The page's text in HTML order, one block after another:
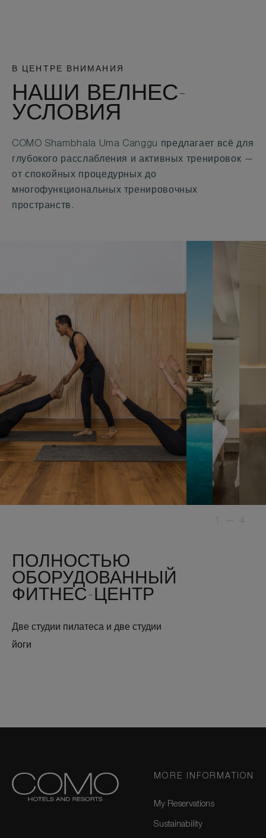
В ЦЕНТРЕ ВНИМАНИЯ
НАШИ ВЕЛНЕС-
УСЛОВИЯ
COMO Shambhala Uma Canggu предлагает всё для
глубокого расслабления и активных тренировок —
от спокойных процедурных до
многофункциональных тренировочных
пространств.
1 — 4
ПОЛНОСТЬЮ
ОБОРУДОВАННЫЙ
ФИТНЕС-ЦЕНТР
Две студии пилатеса и две студии
йоги
MORE INFORMATION
My Reservations
Sustainability